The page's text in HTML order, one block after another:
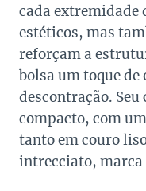
cada extremidade
estéticos, mas
reforçam a
bolsa um toque
descontração. Seu
compacto, com
tanto em couro
intrecciato, marca